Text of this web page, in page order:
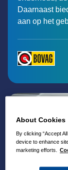
Daarnaast
aan op het
About Cookies
By clicking “Accept
device to enhance
marketing efforts.